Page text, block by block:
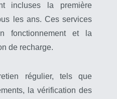
incluses la première
les ans. Ces services
fonctionnement et la
de recharge.
régulier, tels que
la vérification des